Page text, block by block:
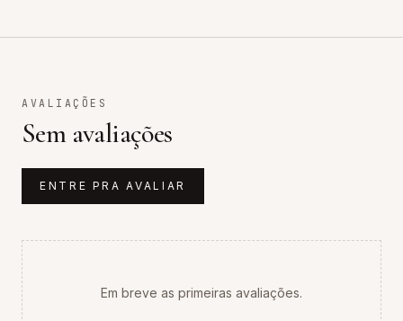
AVALIAÇÕES
Sem avaliações
ENTRE PRA AVALIAR
Em breve as primeiras avaliações.